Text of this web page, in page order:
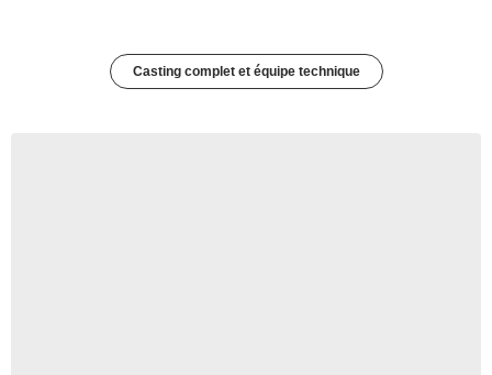
Casting complet et équipe technique